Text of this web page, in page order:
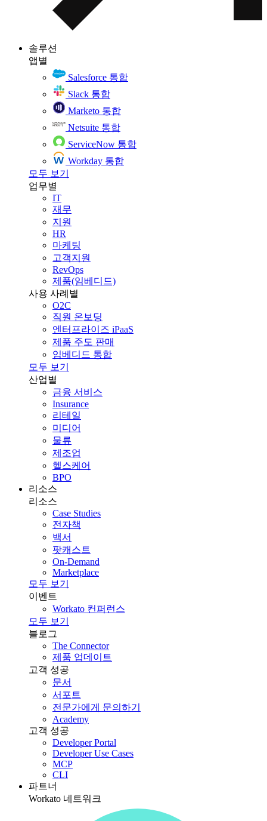
솔루션
앱별
Salesforce 통합
Slack 통합
Marketo 통합
Netsuite 통합
ServiceNow 통합
Workday 통합
모두 보기
업무별
IT
재무
지원
HR
마케팅
고객지원
RevOps
제품(임베디드)
사용 사례별
O2C
직원 온보딩
엔터프라이즈 iPaaS
제품 주도 판매
임베디드 통합
모두 보기
산업별
금융 서비스
Insurance
리테일
미디어
물류
제조업
헬스케어
BPO
리소스
리소스
Case Studies
전자책
백서
팟캐스트
On-Demand
Marketplace
모두 보기
이벤트
Workato 컨퍼런스
모두 보기
블로그
The Connector
제품 업데이트
고객 성공
문서
서포트
전문가에게 문의하기
Academy
고객 성공
Developer Portal
Developer Use Cases
MCP
CLI
파트너
Workato 네트워크